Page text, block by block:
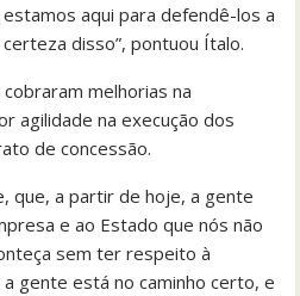
aqui para defendê-los a
disso”, pontuou Ítalo.
melhorias na
agilidade na execução dos
de concessão.
que, a partir de hoje, a gente
e ao Estado que nós não
sem ter respeito à
gente está no caminho certo, e